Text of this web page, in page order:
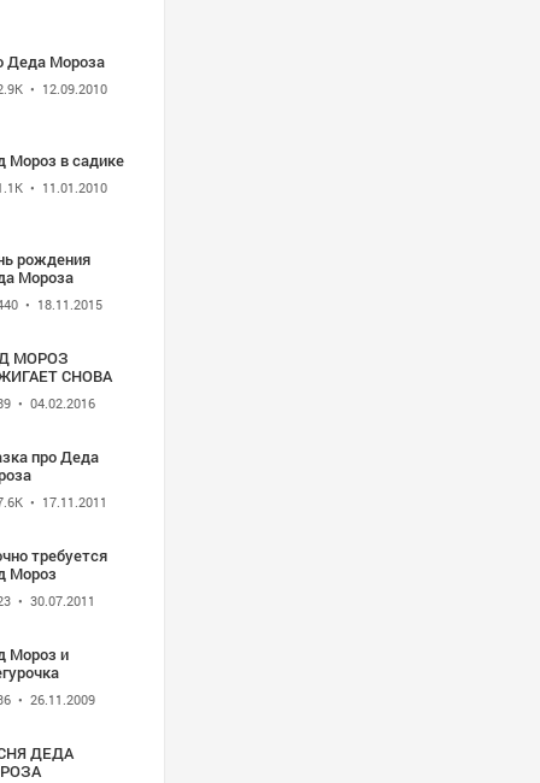
Деда Мороза
• 12.09.2010
Мороз в садике
• 11.01.2010
рождения
Мороза
• 18.11.2015
МОРОЗ
СНОВА
• 04.02.2016
про Деда
• 17.11.2011
требуется
Мороз
• 30.07.2011
Мороз и
• 26.11.2009
ДЕДА